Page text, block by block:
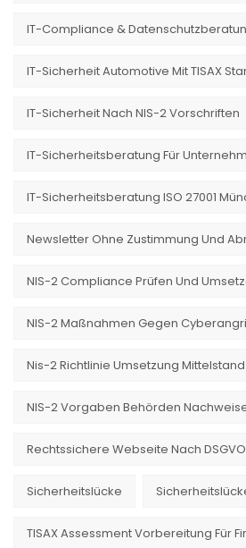
IT-Compliance &
IT-Sicherheit Automotive Mit TISAX
IT-Sicherheit Nach NIS-2 Vorschriften
IT-Sicherheitsberatung Für
IT-Sicherheitsberatung ISO 27001
Newsletter Ohne Zustimmung Und
NIS-2 Compliance Prüfen Und
NIS-2 Maßnahmen Gegen
Nis-2 Richtlinie Umsetzung Mittelstand
NIS-2 Vorgaben Behörden
Rechtssichere Webseite Nach DSGVO
Sicherheitslücke
TISAX Assessment Vorbereitung Für